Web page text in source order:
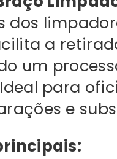
dos
a
um
para
e